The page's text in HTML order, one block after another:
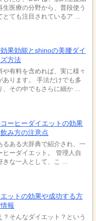
生医療の分野から、普段使う
ても注目されているア ...
果効能とshinoの美腰ダイ
方法
有料を含めれば、実に様々
あります。 手法だけでも多
、その中でもさらに細か ...
ーヒーダイエットの効果
み方の注意点
るある大辞典で紹介され、一
ヒーダイエット。 管理人自
きな一人として、こ ...
ットの効果や成功する方
報
そんなダイエット？という